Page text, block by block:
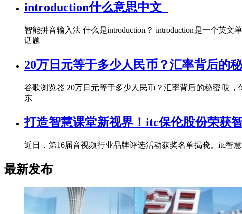
introduction什么意思中文_
智能拼音输入法 什么是introduction？ introduction是一个英
话题
20万日元等于多少人民币？汇率背后的
谷歌浏览器 20万日元等于多少人民币？汇率背后的秘密 哎
东
打造智慧课堂新视界！itc保伦股份荣获
近日，第16届音视频行业品牌评选活动获奖名单揭晓。itc智
最新发布